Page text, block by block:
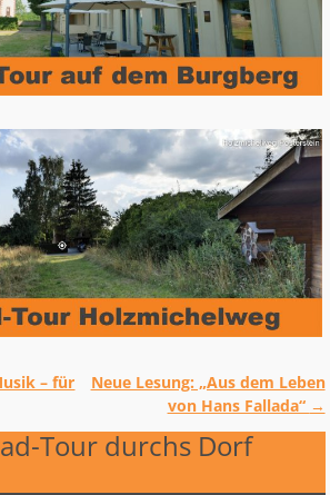
– für
Neue Lesung: „Aus dem Leben
von Hans Fallada“ →
Tour durchs Dorf